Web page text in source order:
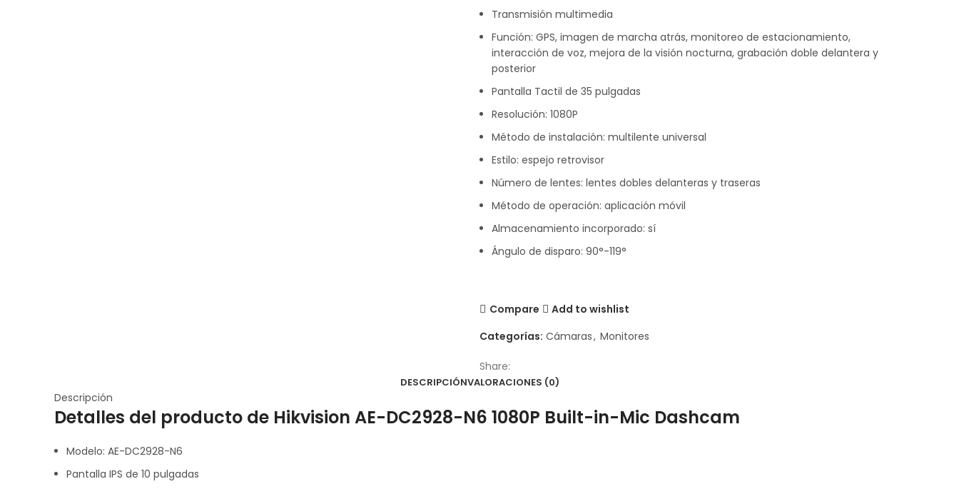
Transmisión multimedia
Función: GPS, imagen de marcha atrás, monitoreo de estacionamiento,
interacción de voz, mejora de la visión nocturna, grabación doble delantera y
posterior
Pantalla Tactil de 35 pulgadas
Resolución: 1080P
Método de instalación: multilente universal
Estilo: espejo retrovisor
Número de lentes: lentes dobles delanteras y traseras
Método de operación: aplicación móvil
Almacenamiento incorporado: sí
Ángulo de disparo: 90°-119°
Compare
Add to wishlist
Categorías: Cámaras, Monitores
Share:
DESCRIPCIÓNVALORACIONES (0)
Descripción
Detalles del producto de Hikvision AE-DC2928-N6 1080P Built-in-Mic Dashcam
Modelo: AE-DC2928-N6
Pantalla IPS de 10 pulgadas